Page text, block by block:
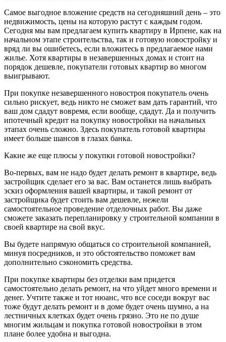
Самое выгодное вложение средств на сегодняшний день – это
недвижимость, цены на которую растут с каждым годом.
Сегодня мы вам предлагаем купить квартиру в Ирпене, как на
начальном этапе строительства, так и готовую новостройку и
вряд ли вы ошибетесь, если вложитесь в предлагаемое нами
жилье. Хотя квартиры в незавершенных домах и стоит на
порядок дешевле, покупатели готовых квартир во многом
выигрывают.
При покупке незавершенного новостроя покупатель очень
сильно рискует, ведь никто не сможет вам дать гарантий, что
ваш дом сдадут вовремя, если вообще, сдадут. Да и получить
ипотечный кредит на покупку новостройки на начальных
этапах очень сложно. Здесь покупатель готовой квартиры
имеет больше шансов в глазах банка.
Какие же еще плюсы у покупки готовой новостройки?
Во-первых, вам не надо будет делать ремонт в квартире, ведь
застройщик сделает его за вас. Вам останется лишь выбрать
эскиз оформления вашей квартиры, и такой ремонт от
застройщика будет стоить вам дешевле, нежели
самостоятельное проведение отделочных работ. Вы даже
сможете заказать перепланировку у строительной компании в
своей квартире на свой вкус.
Вы будете напрямую общаться со строительной компанией,
минуя посредников, и это обстоятельство поможет вам
дополнительно сэкономить средства.
При покупке квартиры без отделки вам придется
самостоятельно делать ремонт, на что уйдет много времени и
денег. Учтите также и тот нюанс, что все соседи вокруг вас
тоже будут делать ремонт и в доме будет очень шумно, а на
лестничных клетках будет очень грязно. Это не по душе
многим жильцам и покупка готовой новостройки в этом
плане более удобна и выгодна.